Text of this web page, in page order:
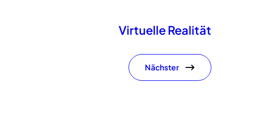
Virtuelle Realität
Nächster